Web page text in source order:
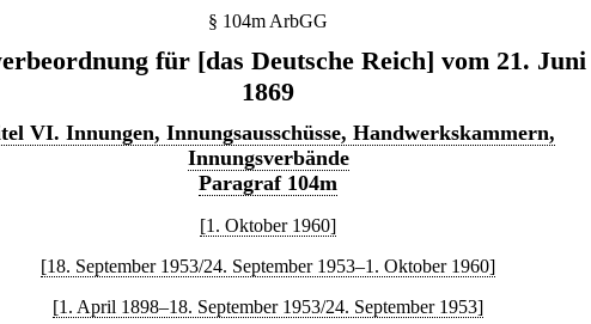
§ 104m ArbGG
für [das Deutsche Reich] vom 21. Juni
1869
VI. Innungen, Innungsausschüsse, Handwerkskammern,
Innungsverbände
Paragraf 104m
[1. Oktober 1960]
[18. September 1953/24. September 1953–1. Oktober 1960]
[1. April 1898–18. September 1953/24. September 1953]